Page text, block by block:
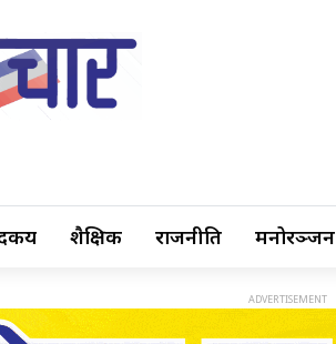
शैक्षिक राजनीति मनोरञ्जन